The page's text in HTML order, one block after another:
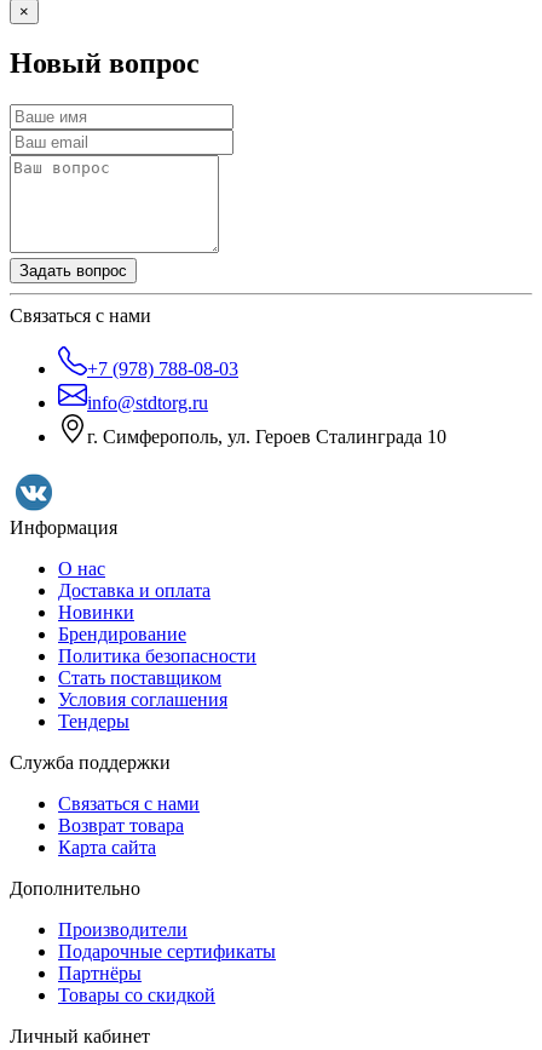
×
Новый вопрос
Задать вопрос
Связаться с нами
+7 (978) 788-08-03
info@stdtorg.ru
г. Симферополь, ул. Героев Сталинграда 10
Информация
О нас
Доставка и оплата
Новинки
Брендирование
Политика безопасности
Стать поставщиком
Условия соглашения
Тендеры
Служба поддержки
Связаться с нами
Возврат товара
Карта сайта
Дополнительно
Производители
Подарочные сертификаты
Партнёры
Товары со скидкой
Личный кабинет